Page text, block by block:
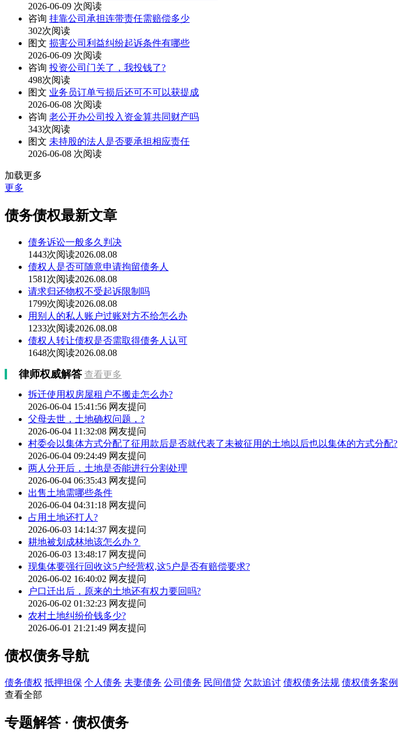
2026-06-09 次阅读
咨询 挂靠公司承担连带责任需赔偿多少
302次阅读
图文 损害公司利益纠纷起诉条件有哪些
2026-06-09 次阅读
咨询 投资公司门关了，我投钱了?
498次阅读
图文 业务员订单亏损后还可不可以获提成
2026-06-08 次阅读
咨询 老公开办公司投入资金算共同财产吗
343次阅读
图文 未持股的法人是否要承担相应责任
2026-06-08 次阅读
加载更多
更多
债务债权最新文章
债务诉讼一般多久判决
1443次阅读2026.08.08
债权人是否可随意申请拘留债务人
1581次阅读2026.08.08
请求归还物权不受起诉限制吗
1799次阅读2026.08.08
用别人的私人账户过账对方不给怎么办
1233次阅读2026.08.08
债权人转让债权是否需取得债务人认可
1648次阅读2026.08.08
律师权威解答 查看更多
拆迁使用权房屋租户不搬走怎么办?
2026-06-04 15:41:56 网友提问
父母去世，土地确权问题，?
2026-06-04 11:32:08 网友提问
村委会以集体方式分配了征用款后是否就代表了未被征用的土地以后也以集体的方式分配?
2026-06-04 09:24:49 网友提问
两人分开后，土地是否能进行分割处理
2026-06-04 06:35:43 网友提问
出售土地需哪些条件
2026-06-04 04:31:18 网友提问
占用土地还打人?
2026-06-03 14:14:37 网友提问
耕地被划成林地该怎么办？
2026-06-03 13:48:17 网友提问
现集体要强行回收这5户经营权,这5户是否有赔偿要求?
2026-06-02 16:40:02 网友提问
户口迁出后，原来的土地还有权力要回吗?
2026-06-02 01:32:23 网友提问
农村土地纠纷价钱多少?
2026-06-01 21:21:49 网友提问
债权债务导航
债务债权 抵押担保 个人债务 夫妻债务 公司债务 民间借贷 欠款追讨 债权债务法规 债权债务案例
查看全部
专题解答 · 债权债务